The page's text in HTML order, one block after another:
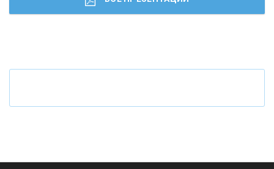
Что будет с наличными деньгами при цифровом